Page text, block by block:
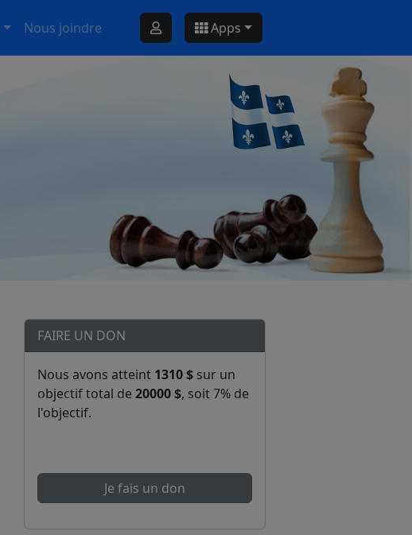
Nous joindre Apps
FAIRE UN DON
Nous avons atteint 1310 $ sur un
objectif total de 20000 $, soit 7% de
l'objectif.
Je fais un don